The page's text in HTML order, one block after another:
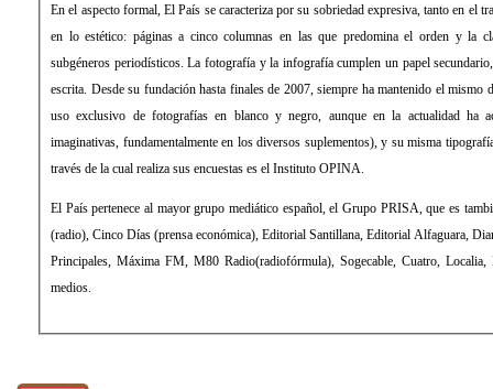
En el aspecto formal, El País se caracteriza por su sobriedad expresiva, tanto en el
en lo estético: páginas a cinco columnas en las que predomina el orden y la
subgéneros periodísticos. La fotografía y la infografía cumplen un papel
escrita. Desde su fundación hasta finales de 2007, siempre ha mantenido el mismo
uso exclusivo de fotografías en blanco y negro, aunque en la actualidad ha
imaginativas, fundamentalmente en los diversos suplementos), y su misma
través de la cual realiza sus encuestas es el Instituto OPINA.
El País pertenece al mayor grupo mediático español, el Grupo PRISA, que es
(radio), Cinco Días (prensa económica), Editorial Santillana, Editorial Alfaguara,
Principales, Máxima FM, M80 Radio(radiofórmula), Sogecable, Cuatro,
medios.